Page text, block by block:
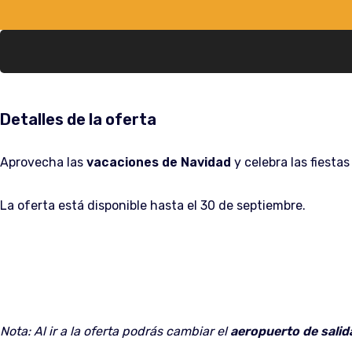
Detalles de la oferta
Aprovecha las vacaciones de Navidad y celebra las
La oferta está disponible hasta el 30 de septiembre.
Nota: Al ir a la oferta podrás cambiar elaeropuerto de